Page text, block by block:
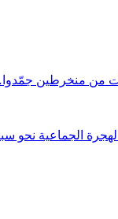
من منخرطين
الجماعية نحو